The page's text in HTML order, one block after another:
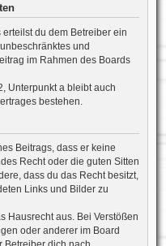
du dem Betreiber ein
und
im Rahmen des Boards
Unterpunkt a bleibt auch
bestehen.
Beitrags, dass er keine
Recht oder die guten Sitten
dass du das Recht besitzt,
Links und Bilder zu
Hausrecht aus. Bei Verstößen
oder anderer im Board